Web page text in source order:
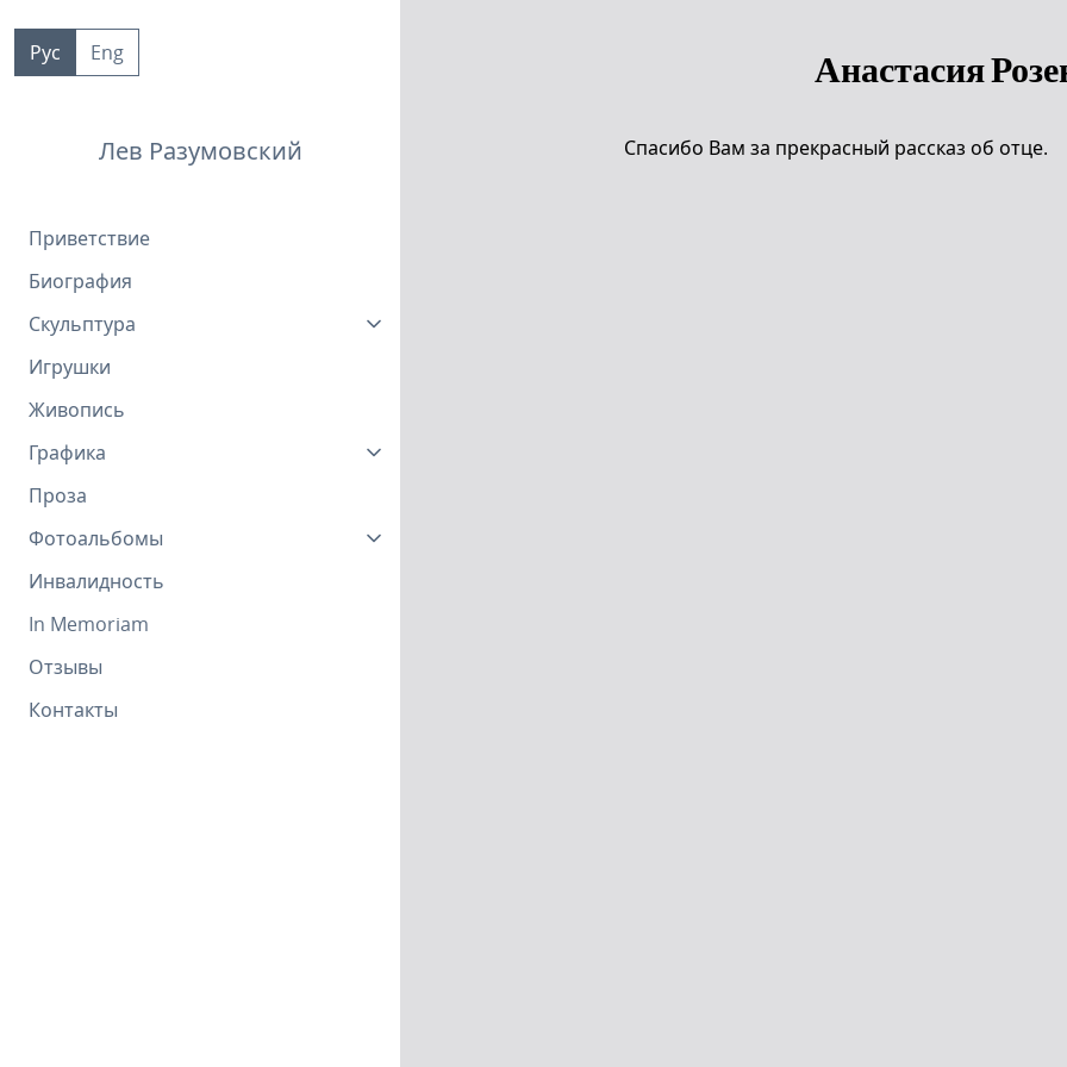
контенту
Рус Eng
Лев Разумовский
Приветствие
Биография
Скульптура
Игрушки
Живопись
Графика
Проза
Фотоальбомы
Инвалидность
In Memoriam
Отзывы
Контакты
Анастасия
Спасибо Вам за прекрасный рассказ об отце.